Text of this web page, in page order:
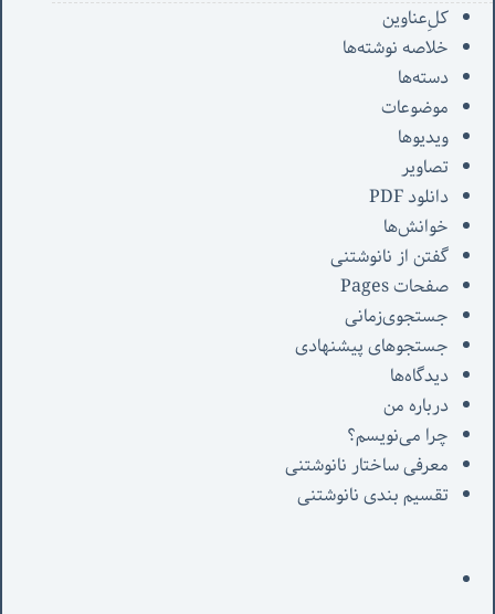
کل‌ِعناوین
خلاصه نوشته‌ها
دسته‌ها
موضوعات
ویدیوها
تصاویر
دانلود PDF
خوانش‌ها
گفتن از نانوشتنی
صفحات Pages
جستجوی‌زمانی
جستجوهای پیشنهادی
دیدگاه‌ها
درباره من
چرا می‌نویسم؟
معرفی‌ ساختار نانوشتنی
تقسیم بندی نانوشتنی